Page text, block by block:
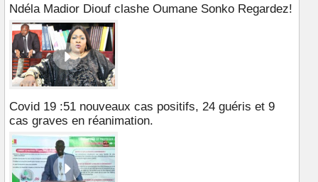
Ndéla Madior Diouf clashe Oumane Sonko Regardez!
Covid 19 :51 nouveaux cas positifs, 24 guéris et 9
cas graves en réanimation.